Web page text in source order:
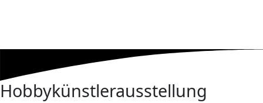
Hobbykünstlerausstellung